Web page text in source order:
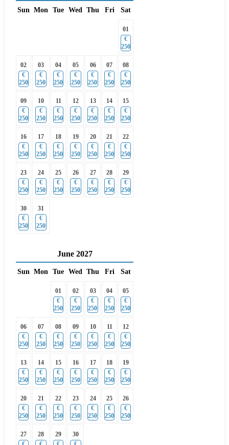
Sun Mon Tue Wed Thu Fri Sat
01
€
250
02
€
250
03
€
250
04
€
250
05
€
250
06
€
250
07
€
250
08
€
250
09
€
250
10
€
250
11
€
250
12
€
250
13
€
250
14
€
250
15
€
250
16
€
250
17
€
250
18
€
250
19
€
250
20
€
250
21
€
250
22
€
250
23
€
250
24
€
250
25
€
250
26
€
250
27
€
250
28
€
250
29
€
250
30
€
250
31
€
250
June 2027
Sun Mon Tue Wed Thu Fri Sat
01
€
250
02
€
250
03
€
250
04
€
250
05
€
250
06
€
250
07
€
250
08
€
250
09
€
250
10
€
250
11
€
250
12
€
250
13
€
250
14
€
250
15
€
250
16
€
250
17
€
250
18
€
250
19
€
250
20
€
250
21
€
250
22
€
250
23
€
250
24
€
250
25
€
250
26
€
250
27
28
29
30